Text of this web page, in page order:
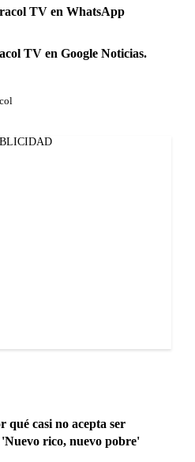
TV en WhatsApp
TV en Google Noticias.
qué casi no acepta ser
rico, nuevo pobre'